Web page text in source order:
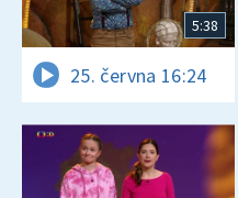
5:38
25. června 16:24